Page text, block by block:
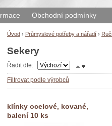
Obchodní podmínky
Úvod › Průmyslové potřeby a nářadí ›
Sekery
Řadit dle:
Filtrovat podle výrobců
klínky ocelové, kované,
balení 10 ks